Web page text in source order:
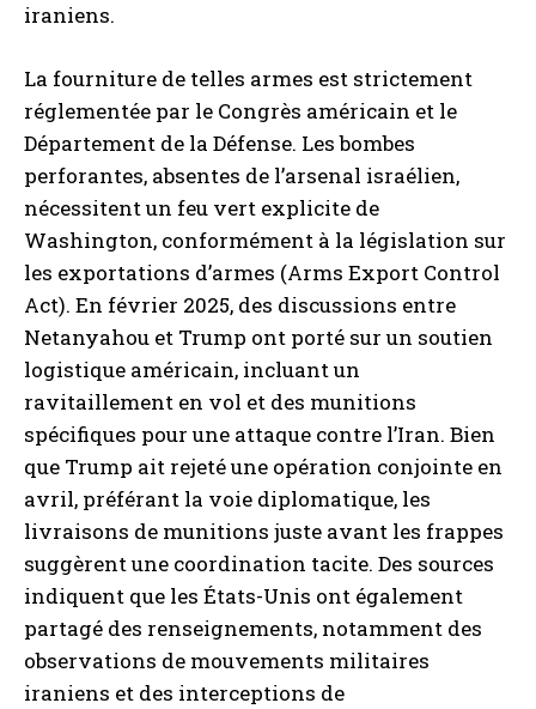
iraniens.
La fourniture de telles armes est strictement
réglementée par le Congrès américain et le
Département de la Défense. Les bombes
perforantes, absentes de l’arsenal israélien,
nécessitent un feu vert explicite de
Washington, conformément à la législation sur
les exportations d’armes (Arms Export Control
Act). En février 2025, des discussions entre
Netanyahou et Trump ont porté sur un soutien
logistique américain, incluant un
ravitaillement en vol et des munitions
spécifiques pour une attaque contre l’Iran. Bien
que Trump ait rejeté une opération conjointe en
avril, préférant la voie diplomatique, les
livraisons de munitions juste avant les frappes
suggèrent une coordination tacite. Des sources
indiquent que les États-Unis ont également
partagé des renseignements, notamment des
observations de mouvements militaires
iraniens et des interceptions de